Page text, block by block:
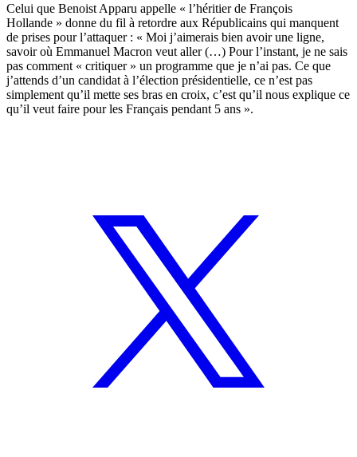
Celui que Benoist Apparu appelle « l’héritier de François
Hollande » donne du fil à retordre aux Républicains qui manquent
de prises pour l’attaquer : « Moi j’aimerais bien avoir une ligne,
savoir où Emmanuel Macron veut aller (…) Pour l’instant, je ne sais
pas comment « critiquer » un programme que je n’ai pas. Ce que
j’attends d’un candidat à l’élection présidentielle, ce n’est pas
simplement qu’il mette ses bras en croix, c’est qu’il nous explique ce
qu’il veut faire pour les Français pendant 5 ans ».